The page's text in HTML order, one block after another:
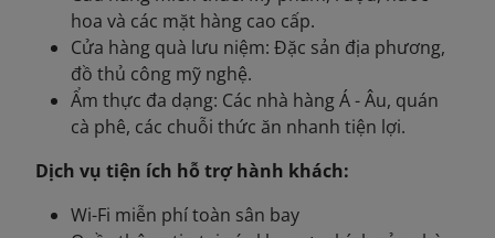
hoa và các mặt hàng cao cấp.
Cửa hàng quà lưu niệm: Đặc sản địa phương,
đồ thủ công mỹ nghệ.
Ẩm thực đa dạng: Các nhà hàng Á - Âu, quán
cà phê, các chuỗi thức ăn nhanh tiện lợi.
Dịch vụ tiện ích hỗ trợ hành khách:
Wi-Fi miễn phí toàn sân bay